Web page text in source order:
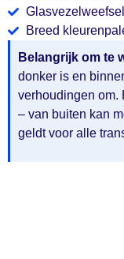
Breed
Belangrijk om te
donker is en
verhoudingen om.
– van buiten kan
geldt voor alle